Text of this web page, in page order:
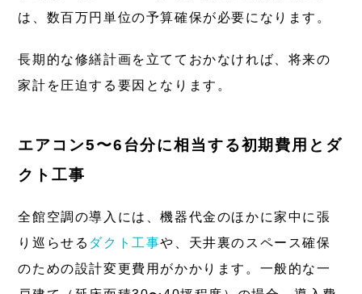
は、数百万円単位の予算確保が必要になります。
長期的な修繕計画を立てておかなければ、将来の
家計を圧迫する要因となります。
エアコン5〜6台分に相当する初期費用とダ
クト工事
全館空調の導入には、機器代金のほかに家中に張
り巡らせる ダクト工事や、天井裏のスペース確保
のための設計変更費用がかかります。一般的な一